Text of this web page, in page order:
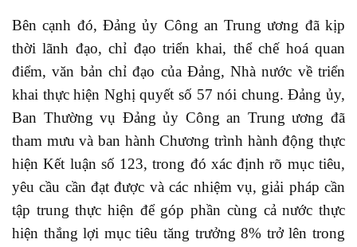
Bên cạnh đó, Đảng ủy Công an Trung ương đã kịp
thời lãnh đạo, chỉ đạo triển khai, thể chế hoá quan
điểm, văn bản chỉ đạo của Đảng, Nhà nước về triển
khai thực hiện Nghị quyết số 57 nói chung. Đảng ủy,
Ban Thường vụ Đảng ủy Công an Trung ương đã
tham mưu và ban hành Chương trình hành động thực
hiện Kết luận số 123, trong đó xác định rõ mục tiêu,
yêu cầu cần đạt được và các nhiệm vụ, giải pháp cần
tập trung thực hiện để góp phần cùng cả nước thực
hiện thắng lợi mục tiêu tăng trưởng 8% trở lên trong